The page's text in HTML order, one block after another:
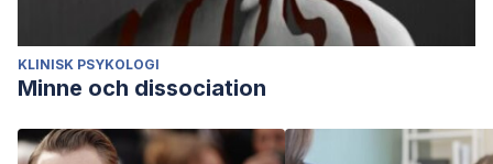
KLINISK PSYKOLOGI
Minne och dissociation